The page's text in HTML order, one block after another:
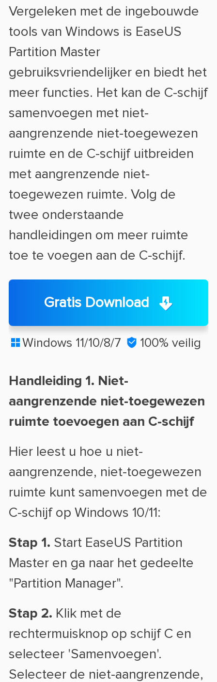
Vergeleken met de ingebouwde
tools van Windows is EaseUS
Partition Master
gebruiksvriendelijker en biedt het
meer functies. Het kan de C-schijf
samenvoegen met niet-
aangrenzende niet-toegewezen
ruimte en de C-schijf uitbreiden
met aangrenzende niet-
toegewezen ruimte. Volg de
twee onderstaande
handleidingen om meer ruimte
toe te voegen aan de C-schijf.
Gratis Download
 Windows 11/10/8/7  100% veilig
Handleiding 1. Niet-
aangrenzende niet-toegewezen
ruimte toevoegen aan C-schijf
Hier leest u hoe u niet-
aangrenzende, niet-toegewezen
ruimte kunt samenvoegen met de
C-schijf op Windows 10/11:
Stap 1. Start EaseUS Partition
Master en ga naar het gedeelte
"Partition Manager".
Stap 2. Klik met de
rechtermuisknop op schijf C en
selecteer 'Samenvoegen'.
Selecteer de niet-aangrenzende,